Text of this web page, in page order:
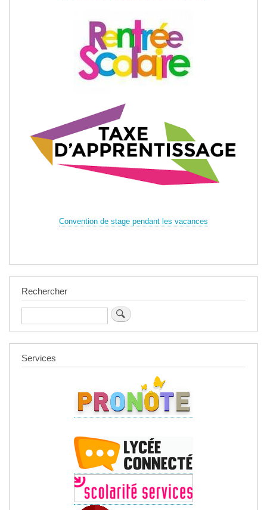
Convention de stage pendant les vacances
Rechercher
Services